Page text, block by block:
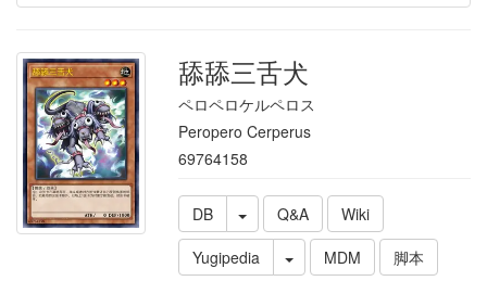
舔舔三舌犬
ペロペロケルペロス
Peropero Cerperus
69764158
DB Q&A
Wiki
Yugipedia
MDM
脚本